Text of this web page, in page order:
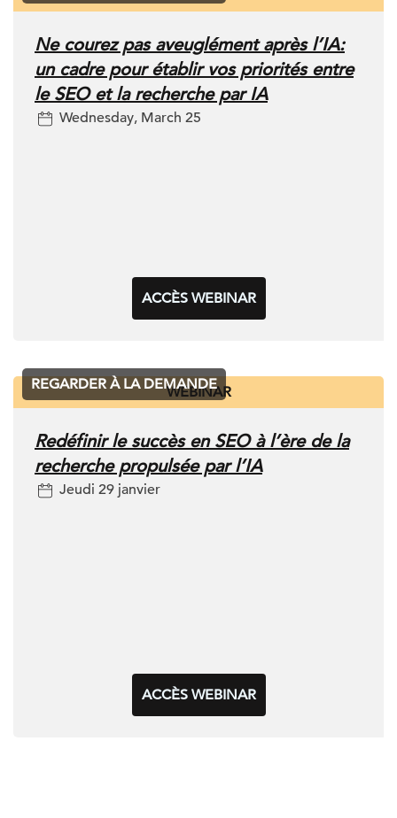
Ne courez pas aveuglément après l’IA:
un cadre pour établir vos priorités entre
le SEO et la recherche par IA
Wednesday, March 25
ACCÈS WEBINAR
WEBINAR
REGARDER À LA DEMANDE
Redéfinir le succès en SEO à l’ère de la
recherche propulsée par l’IA
Jeudi 29 janvier
ACCÈS WEBINAR